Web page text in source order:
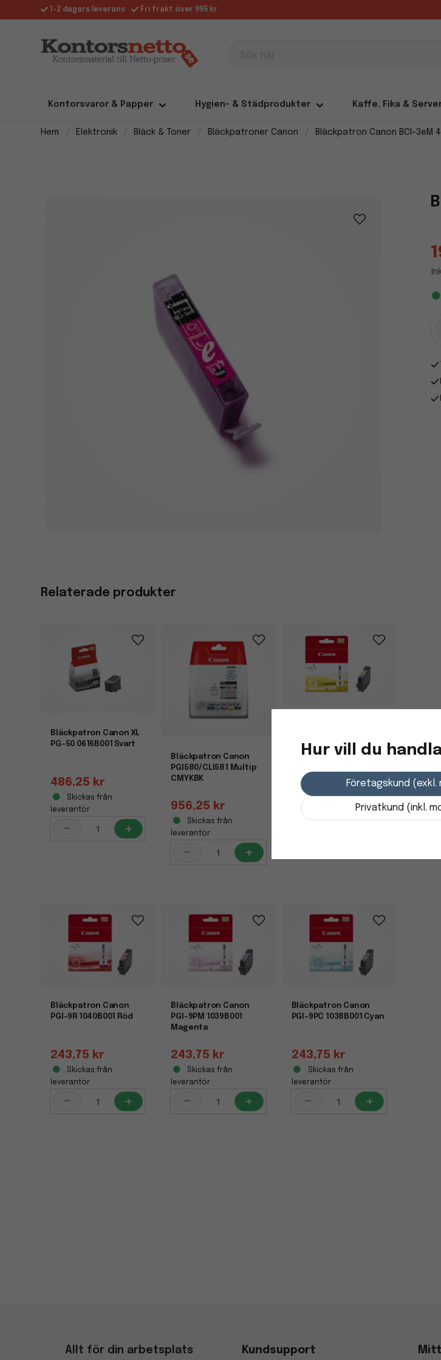
1-2 dagars leverans Fri frakt över 995 kr
Kontorsvaror & Papper Hygien- & Städprodukter Kaffe, Fika &
Hem Elektronik Bläck & Toner Bläckpatroner Canon Bläckpatron Canon BCI-3eM
Relaterade produkter
Bläckpatron Canon XL
PG-50 0616B001 Svart
486,25 kr
Skickas från
leverantör
- +
Bläckpatron Canon
PGI580/CLI581 Multip
CMYKBK
956,25 kr
Skickas från
leverantör
- +
243,75 kr
leverantör
- +
Bläckpatron Canon
PGI-9R 1040B001 Röd
243,75 kr
Skickas från
leverantör
- +
Bläckpatron Canon
PGI-9PM 1039B001
Magenta
243,75 kr
Skickas från
leverantör
- +
Bläckpatron Canon
PGI-9PC 1038B001 Cyan
243,75 kr
Skickas från
leverantör
- +
Hur vill du
Företagskund (exkl.
Privatkund (inkl.
Allt för din arbetsplats Kundsupport